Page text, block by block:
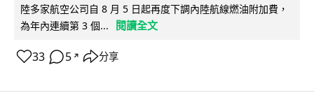
陸多家航空公司自 8 月 5 日起再度下調內陸航線燃油附加費，
為年內連續第 3 個...
閱讀全文
33 5 ↗ 分享